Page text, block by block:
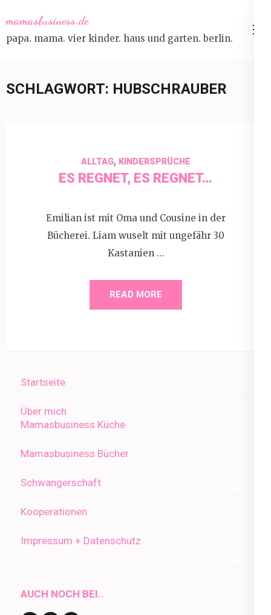
to
content
mamasbusiness.de
papa. mama. vier kinder. haus und garten. berlin.
SCHLAGWORT: HUBSCHRAUBER
ALLTAG, KINDERSPRÜCHE
ES REGNET, ES REGNET…
Emilian ist mit Oma und Cousine in der
Bücherei. Liam wuselt mit ungefähr 30
Kastanien …
READ MORE
Startseite
Über mich
Mamasbusiness Küche
Mamasbusiness Bücher
Schwangerschaft
Kooperationen
Impressum + Datenschutz
AUCH NOCH BEI..